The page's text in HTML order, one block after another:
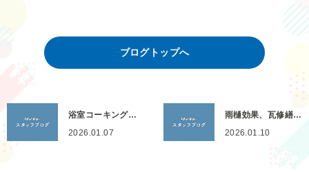
ブログトップへ
浴室コーキング…
2026.01.07
雨樋効果、瓦修繕…
2026.01.10